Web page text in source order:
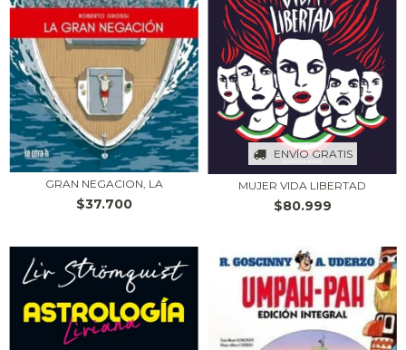
GRAN NEGACION, LA
$37.700
ENVÍO GRATIS
MUJER VIDA LIBERTAD
$80.999